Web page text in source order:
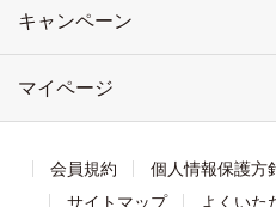
キャンペーン
マイページ
会員規約 個人情報保護方
サイトマップ
よくいた